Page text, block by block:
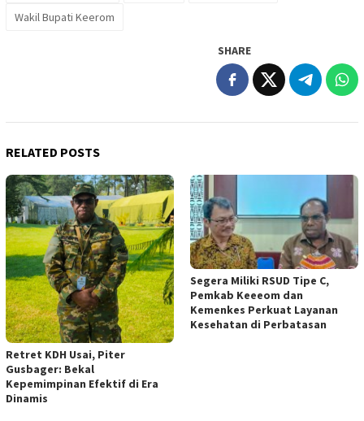
Wakil Bupati Keerom
SHARE
RELATED POSTS
Retret KDH Usai, Piter
Gusbager: Bekal
Kepemimpinan Efektif di Era
Dinamis
Segera Miliki RSUD Tipe C,
Pemkab Keeeom dan
Kemenkes Perkuat Layanan
Kesehatan di Perbatasan